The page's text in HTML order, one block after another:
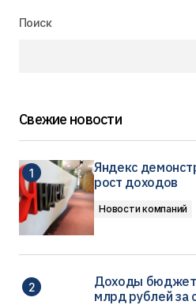
Поиск
Свежие новости
Яндекс
рост доходов
Новости компаний
Доходы
млрд рублей за